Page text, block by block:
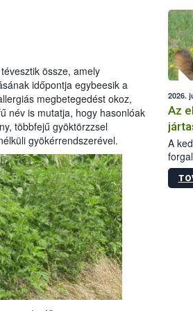
össze, amely
időpontja egybeesik a
megbetegedést okoz,
név is mutatja, hogy hasonlóak
többfejű gyöktörzzsel
gyökérrendszerével.
2026.
Az
A